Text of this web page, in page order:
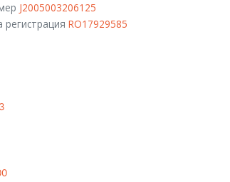
J2005003206125
RO17929585